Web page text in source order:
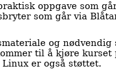
oppgave som
som går via
og nødvendig
til å kjøre kurset
Linux er også støttet.